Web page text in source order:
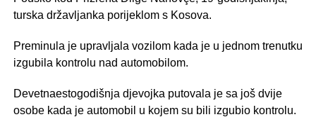
turska državljanka porijeklom s Kosova.
Preminula je upravljala vozilom kada je u jednom trenutku
izgubila kontrolu nad automobilom.
Devetnaestogodišnja djevojka putovala je sa još dvije
osobe kada je automobil u kojem su bili izgubio kontrolu.